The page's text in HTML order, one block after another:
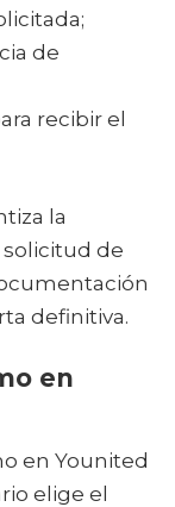
de
recibir el
la
solicitud de
definitiva.
en
en Younited
elige el